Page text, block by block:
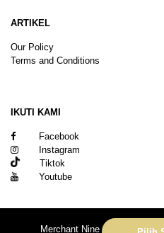
ARTIKEL
Our Policy
Terms and Conditions
IKUTI KAMI
Facebook
Instagram
Tiktok
Youtube
Merchant Nine Sdn Bhd (No.